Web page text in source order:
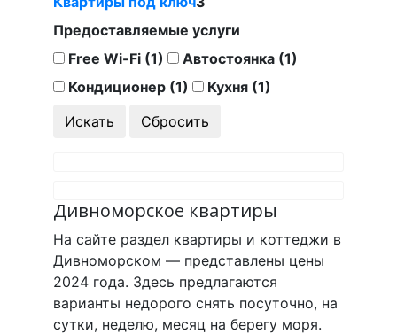
Предоставляемые услуги
Free Wi-Fi (1)
Автостоянка (1)
Кондиционер (1)
Кухня (1)
Дивноморское квартиры
На сайте раздел квартиры и коттеджи в
Дивноморском — представлены цены
2024 года. Здесь предлагаются
варианты недорого снять посуточно, на
сутки, неделю, месяц на берегу моря.